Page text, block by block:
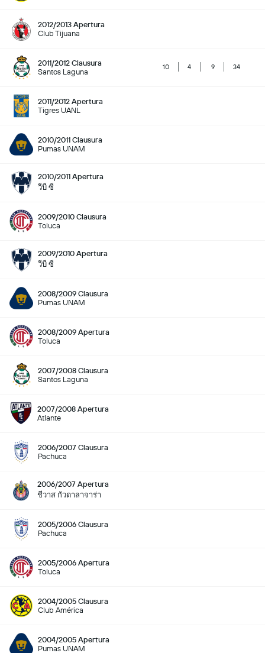
2012/2013 Apertura
Club Tijuana
2011/2012 Clausura
Santos Laguna
10 4 9 34
2011/2012 Apertura
Tigres UANL
2010/2011 Clausura
Pumas UNAM
2010/2011 Apertura
วีบี ซี
2009/2010 Clausura
Toluca
2009/2010 Apertura
วีบี ซี
2008/2009 Clausura
Pumas UNAM
2008/2009 Apertura
Toluca
2007/2008 Clausura
Santos Laguna
2007/2008 Apertura
Atlante
2006/2007 Clausura
Pachuca
2006/2007 Apertura
ชีวาส กัวดาลาจาร่า
2005/2006 Clausura
Pachuca
2005/2006 Apertura
Toluca
2004/2005 Clausura
Club América
2004/2005 Apertura
Pumas UNAM